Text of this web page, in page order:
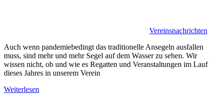
Vereinsnachrichten
Auch wenn pandemiebedingt das traditionelle Ansegeln ausfallen
muss, sind mehr und mehr Segel auf dem Wasser zu sehen. Wir
wissen nicht, ob und wie es Regatten und Veranstaltungen im Lauf
dieses Jahres in unserem Verein
Weiterlesen